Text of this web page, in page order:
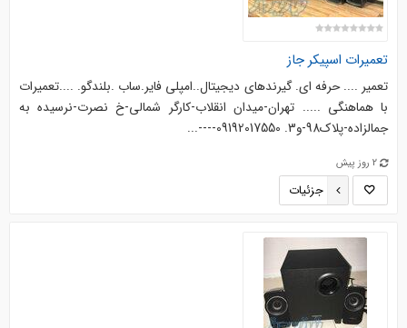
تعمیرات اسپیکر جاز
تعمیر .... حرفه ای. گیرندهای دیجیتال..امپلی فایر.ساب .بلندگو. ....‌‌تعمیرات
با هماهنگی ..... تهران-میدان انقلاب-کارگر شمالی-خ نصرت-نرسیده به
جمالزاده-پلاک98-و3. 09192017550----...
2 روز پیش
جزئیات